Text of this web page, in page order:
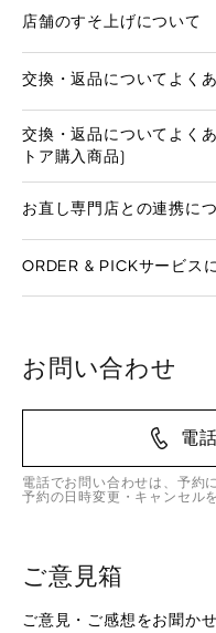
店舗のすそ上げについて
交換・返品についてよく
交換・返品についてよく
トア購入商品)
お直し専門店との連携に
ORDER & PICKサービス
お問い合わせ
電
電話でお問い合わせは、予約
予約の日時変更・キャンセル
ご意見箱
ご意見・ご感想をお聞か